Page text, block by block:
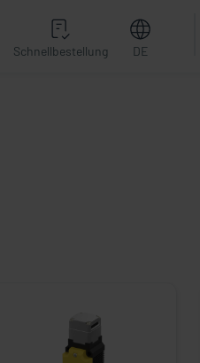
Schnellbestellung DE